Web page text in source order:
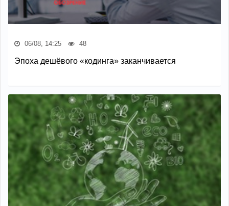
06/08, 14:25 48
Эпоха дешёвого «кодинга» заканчивается